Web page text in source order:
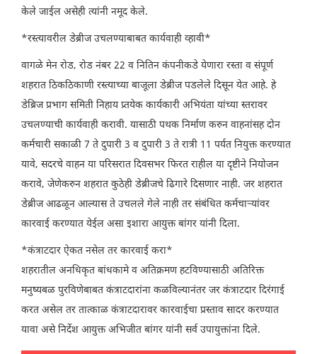
केले जाईल असेही त्यांनी नमूद केले.
*रस्त्यावरील डेब्रीज उचलण्याबाबत कार्यवाही व्हावी*
वागळे मेन रोड, रोड नंबर 22 व नितिन कंपनीकडे येणारा रस्ता व संपूर्ण
शहरात ठिकठिकाणी रस्त्याच्या बाजूला डेब्रीज पडलेले दिसून येत आहे. हे
डेब्रिज प्रभाग समिती निहाय प्र्तयेक कार्यकारी अभियंता यांच्या स्तरावर
उचलण्याची कार्यवाही करावी. यासाठी पथक निर्माण करुन वाहनांसह दोन
कर्मचारी सकाळी 7 ते दुपारी 3 व दुपारी 3 ते रात्री 11 पर्यत नियुक्त करण्यात
यावे, सदरचे वाहन या परिसरात दिवसभर फिरत राहील या दृष्टीने नियोजन
करावे, जेणेकरुन शहरात कुठेही डेब्रीजचे ढिगारे दिसणार नाही. जर शहरात
डेब्रीज आढळून आल्यास ते उचलले गेले नाही तर संबंधित कर्मचाऱ्यांवर
कारवाई करण्यात येईल असा इशारा आयुक्त बांगर यांनी दिला.
*कंत्राटदार ऐकत नसेल तर कारवाई करा*
शहरातील अनधिकृत बांधकामे व अतिक्रमण हटविण्यासाठी अतिरिक्त
मनुष्यबळ पुरविणेबाबत कंत्राटदारांना कळविल्यानंतर जर कंत्राटदार दिरंगाई
करत असेल तर तात्काळ कंत्राटदारावर कारवाईचा प्रस्ताव सादर करण्यात
यावा असे निर्देश आयुक्त अभिजीत बांगर यांनी सर्व उपायुक्तांना दिले.